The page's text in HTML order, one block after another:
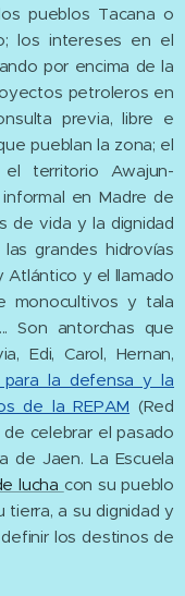
pueblos Tacana o
los intereses en el
por encima de la
petroleros en
previa, libre e
pueblan la zona; el
territorio Awajun-
en Madre de
de vida y la dignidad
grandes hidrovías
Atlántico y el llamado
monocultivos y tala
Son antorchas que
Edi, Carol, Hernan,
para la defensa y la
de la REPAM (Red
celebrar el pasado
de Jaen. La Escuela
lucha con su pueblo
tierra, a su dignidad y
los destinos de